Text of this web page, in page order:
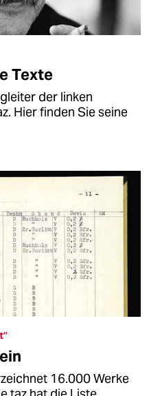
Texte
der linken
Hier finden Sie seine
16.000 Werke